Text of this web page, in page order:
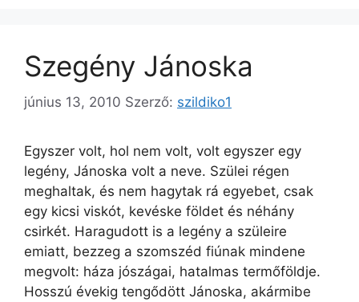
Szegény Jánoska
június 13, 2010 Szerző: szildiko1
Egyszer volt, hol nem volt, volt egyszer egy
legény, Jánoska volt a neve. Szülei régen
meghaltak, és nem hagytak rá egyebet, csak
egy kicsi viskót, kevéske földet és néhány
csirkét. Haragudott is a legény a szüleire
emiatt, bezzeg a szomszéd fiúnak mindene
megvolt: háza jószágai, hatalmas termőföldje.
Hosszú évekig tengődött Jánoska, akármibe